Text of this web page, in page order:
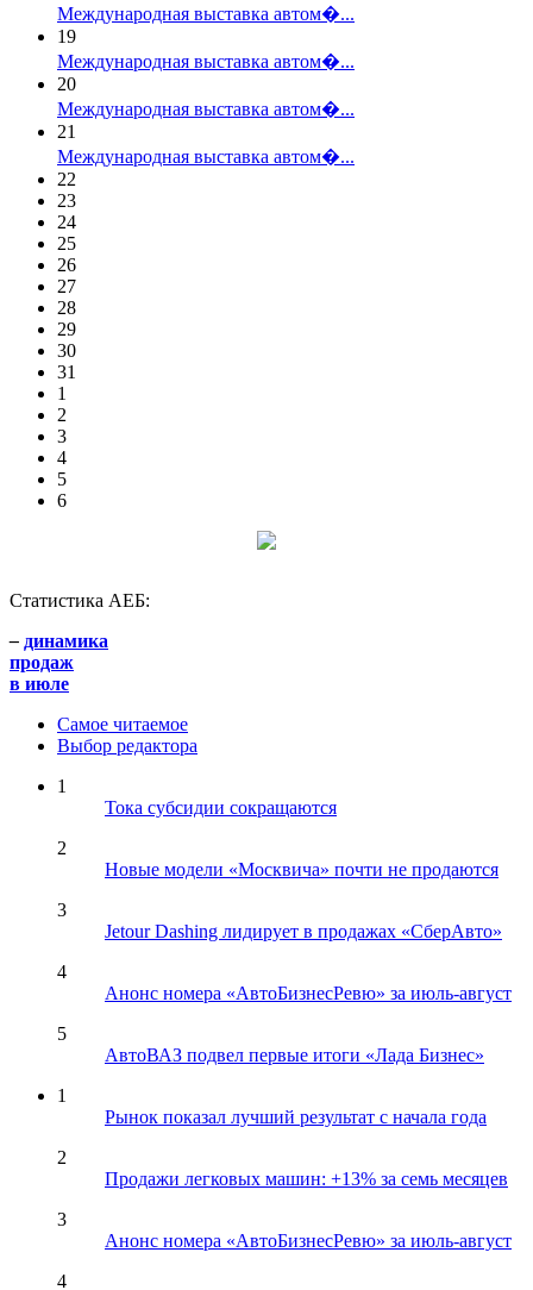
Международная выставка автом�...
19
Международная выставка автом�...
20
Международная выставка автом�...
21
Международная выставка автом�...
22
23
24
25
26
27
28
29
30
31
1
2
3
4
5
6
Статистика АЕБ:
– динамика
продаж
в июле
Самое читаемое
Выбор редактора
1
Тока субсидии сокращаются
2
Новые модели «Москвича» почти не продаются
3
Jetour Dashing лидирует в продажах «СберАвто»
4
Анонс номера «АвтоБизнесРевю» за июль-август
5
АвтоВАЗ подвел первые итоги «Лада Бизнес»
1
Рынок показал лучший результат с начала года
2
Продажи легковых машин: +13% за семь месяцев
3
Анонс номера «АвтоБизнесРевю» за июль-август
4